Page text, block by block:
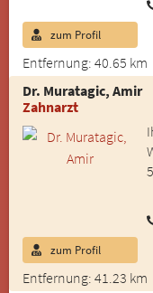
Entfernung: 40.65 km
zum Profil
Dr. Muratagic, Amir
Zahnarzt
Entfernung: 41.23 km
zum Profil